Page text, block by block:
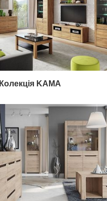
Колекція KAMA